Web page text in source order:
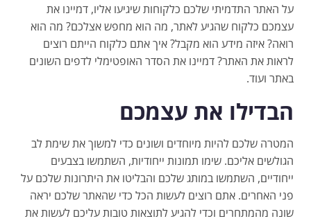
על האתר התדמיתי שלכם כלקוחות שיגיעו אליו, דמיינו את
עצמכם כלקוח שהגיע לאתר, מה הוא מחפש אצלכם? מה הוא
רואה? איזה מידע הוא מקבל? איך אתם כלקוח הייתם רוצים
לראות את האתר? דמיינו את הסדר האופטימלי לדפים השונים
באתר ועוד.
הבדילו את עצמכם
המטרה שלכם להיות מיוחדים ושונים כדי למשוך את שימת לב
הגולשים אליכם. שימו תמונות ייחודיות, השתמשו בצבעים
ייחודיים, השתמשו במותג שלכם והבליטו את היתרונות שלכם על
פני האחרים. אתם רוצים לעשות הכל כדי שהאתר שלכם יראה
שונה מהמתחרים וכדי להגיע לתוצאות טובות עליכם לעשות את